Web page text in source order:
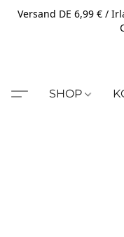
Versand DE 6,99 € /
SHOP